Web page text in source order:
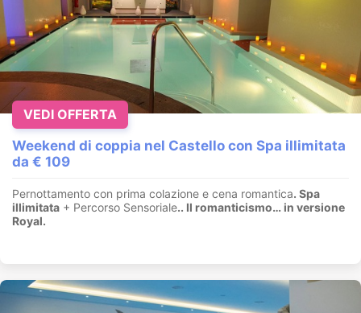
Weekend di coppia nel Castello con Spa illimitata
da € 109
Pernottamento con prima colazione e cena romantica. Spa
illimitata + Percorso Sensoriale.. Il romanticismo… in versione
Royal.
VEDI OFFERTA